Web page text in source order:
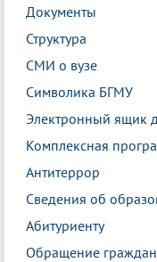
Документы
Структура
СМИ о вузе
Символика БГМУ
Электронный ящик
Комплексная
Антитеррор
Сведения об
Абитуриенту
Обращение граждан